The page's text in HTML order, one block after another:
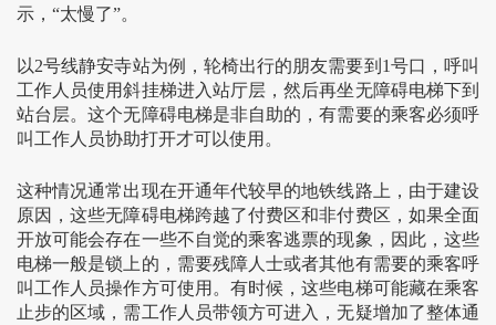
示，“太慢了”。
以2号线静安寺站为例，轮椅出行的朋友需要到1号口，呼叫
工作人员使用斜挂梯进入站厅层，然后再坐无障碍电梯下到
站台层。这个无障碍电梯是非自助的，有需要的乘客必须呼
叫工作人员协助打开才可以使用。
这种情况通常出现在开通年代较早的地铁线路上，由于建设
原因，这些无障碍电梯跨越了付费区和非付费区，如果全面
开放可能会存在一些不自觉的乘客逃票的现象，因此，这些
电梯一般是锁上的，需要残障人士或者其他有需要的乘客呼
叫工作人员操作方可使用。有时候，这些电梯可能藏在乘客
止步的区域，需工作人员带领方可进入，无疑增加了整体通